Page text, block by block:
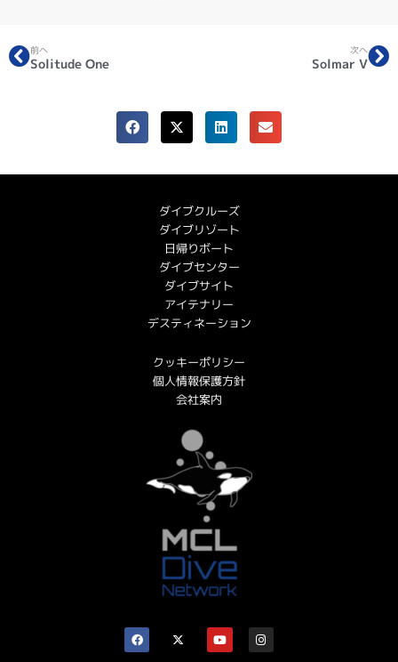
前へ
Solitude One
次へ
Solmar V
ダイブクルーズ
ダイブリゾート
日帰りボート
ダイブセンター
ダイブサイト
アイテナリー
デスティネーション
クッキーポリシー
個人情報保護方針
会社案内